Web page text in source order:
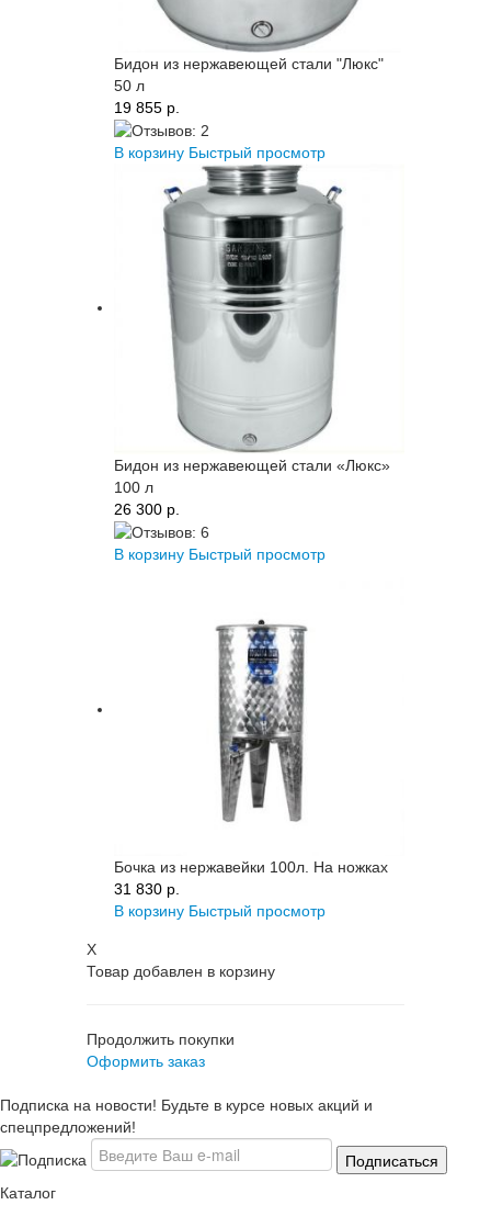
Бидон из нержавеющей стали "Люкс"
50 л
19 855 p.
В корзину Быстрый просмотр
Бидон из нержавеющей стали «Люкс»
100 л
26 300 p.
В корзину Быстрый просмотр
Бочка из нержавейки 100л. На ножках
31 830 p.
В корзину Быстрый просмотр
X
Товар добавлен в корзину
Продолжить покупки
Оформить заказ
Подписка на новости! Будьте в курсе новых акций и
спецпредложений!
Каталог